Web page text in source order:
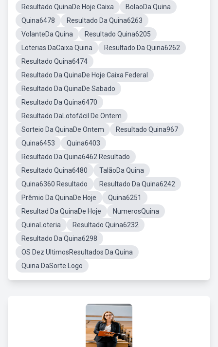
Resultado QuinaDe Hoje Caixa
BolaoDa Quina
Quina6478
Resultado Da Quina6263
VolanteDa Quina
Resultado Quina6205
Loterias DaCaixa Quina
Resultado Da Quina6262
Resultado Quina6474
Resultado Da QuinaDe Hoje Caixa Federal
Resultado Da QuinaDe Sabado
Resultado Da Quina6470
Resultado DaLotofácil De Ontem
Sorteio Da QuinaDe Ontem
Resultado Quina967
Quina6453
Quina6403
Resultado Da Quina6462 Resultado
Resultado Quina6480
TalãoDa Quina
Quina6360 Resultado
Resultado Da Quina6242
Prêmio Da QuinaDe Hoje
Quina6251
Resultad Da QuinaDe Hoje
NumerosQuina
QuinaLoteria
Resultado Quina6232
Resultado Da Quina6298
OS Dez UltimosResultados Da Quina
Quina DaSorte Logo